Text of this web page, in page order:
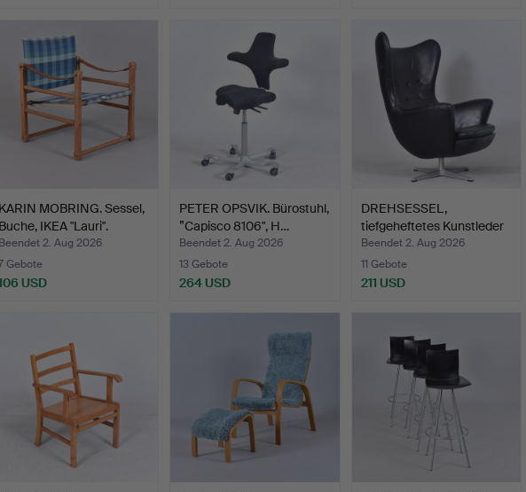
MOBRING. Sessel,
IKEA "Lauri".
2. Aug 2026
Gebote
USD
PETER OPSVIK. Bürostuhl,
”Capisco 8106", H…
Beendet 2. Aug 2026
13 Gebote
264 USD
DREHSESSEL,
tiefgeheftetes Kunstleder
auf …
Beendet 2. Aug 2026
11 Gebote
211 USD